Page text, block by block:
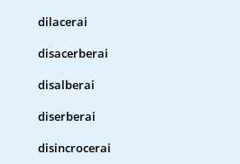
dilacerai
disacerberai
disalberai
diserberai
disincrocerai